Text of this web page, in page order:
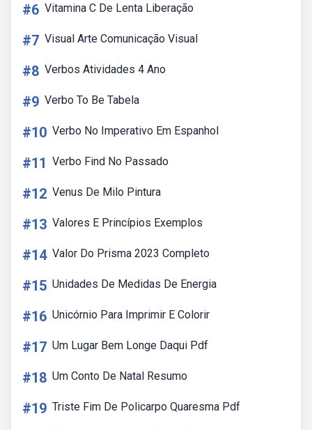
#6 Vitamina C De Lenta Liberação
#7 Visual Arte Comunicação Visual
#8 Verbos Atividades 4 Ano
#9 Verbo To Be Tabela
#10 Verbo No Imperativo Em Espanhol
#11 Verbo Find No Passado
#12 Venus De Milo Pintura
#13 Valores E Princípios Exemplos
#14 Valor Do Prisma 2023 Completo
#15 Unidades De Medidas De Energia
#16 Unicórnio Para Imprimir E Colorir
#17 Um Lugar Bem Longe Daqui Pdf
#18 Um Conto De Natal Resumo
#19 Triste Fim De Policarpo Quaresma Pdf